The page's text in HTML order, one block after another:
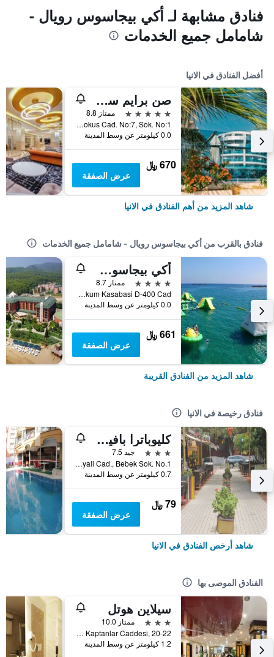
فنادق مشابهة لـ أكي بيجاسوس رويال -
شامامل جميع الخدمات
أفضل الفنادق في الانيا
صن برايم سي-لونج - للبالغين فقط
5 نجوم
ممتاز 8.8
Ahmet Tokus Cad. No:7, Sok. No:1, الانيا, تركيا
0.0 كيلومتر عن وسط المدينة
670 ﷼
عرض الصفقة
شاهد المزيد من أهم الفنادق في الانيا
فنادق بالقرب من أكي بيجاسوس رويال - شامامل جميع الخدمات
أكي بيجاسوس كلوب
4 نجوم
ممتاز 8.7
Incekum Kasabasi D-400 Cad, الانيا, تركيا
0.0 كيلومتر عن وسط المدينة
661 ﷼
عرض الصفقة
شاهد المزيد من الفنادق القريبة
فنادق رخيصة في الانيا
كليوباترا بافيرا هوتل
3 نجوم
جيد 7.5
Saray Mah. Guzelyali Cad., Bebek Sok. No.1, الانيا, تركيا
0.7 كيلومتر عن وسط المدينة
79 ﷼
عرض الصفقة
شاهد أرخص الفنادق في الانيا
الفنادق الموصى بها
سيلاين هوتل
3 نجوم
ممتاز 10.0
Güllerpinari Mahallesi, Kerim Kaptanlar Caddesi, 20-22, الانيا, تركيا
1.2 كيلومتر عن وسط المدينة